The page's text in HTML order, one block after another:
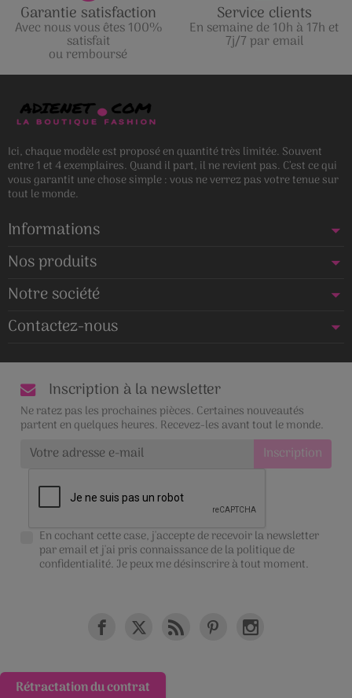
Garantie satisfaction
Avec nous vous êtes 100%
satisfait
ou remboursé
Service clients
En semaine de 10h à 17h et
7j/7 par email
Ici, chaque modèle est proposé en quantité très limitée. Souvent
entre 1 et 4 exemplaires. Quand il part, il ne revient pas. C’est ce qui
vous garantit une chose simple : vous ne verrez pas votre tenue sur
tout le monde.
Informations
Nos produits
Notre société
Contactez-nous
Inscription à la newsletter
Ne ratez pas les prochaines pièces. Certaines nouveautés
partent en quelques heures. Recevez-les avant tout le monde.
En cochant cette case, j'accepte de recevoir la newsletter
par email et j'ai pris connaissance de lapolitique de
confidentialité. Je peux me désinscrire à tout moment.
Rétractation du contrat